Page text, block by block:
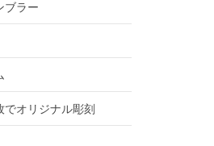
ブラー
オリジナル彫刻